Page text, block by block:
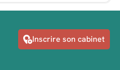
Inscrire son cabinet